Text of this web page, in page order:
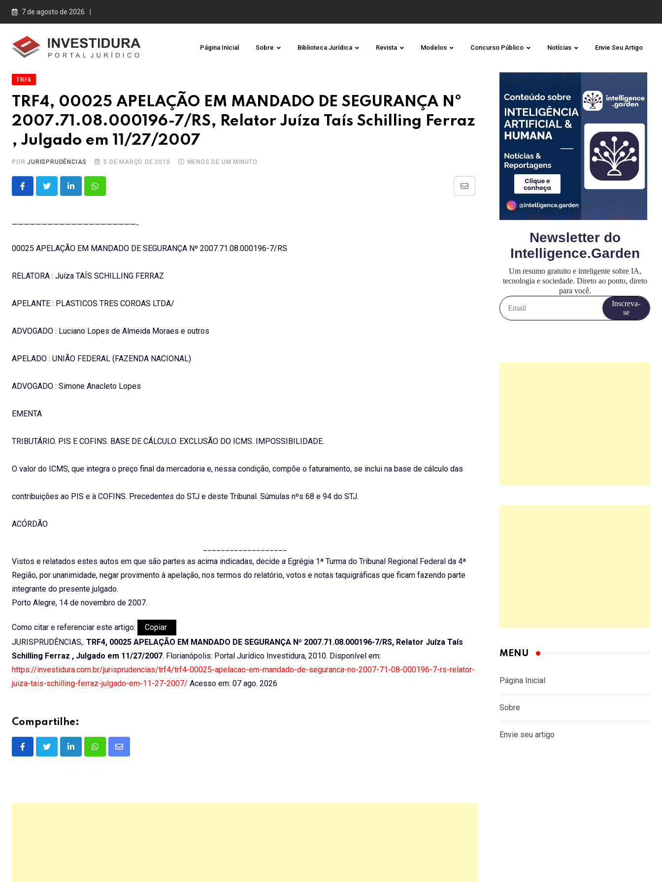
Skip
7 de agosto de 2026
Página Inicial Sobre Biblioteca Jurídica Revista Modelos Concurso Público Notícias Envie Seu Artigo
TRF4
TRF4, 00025 APELAÇÃO EM MANDADO DE SEGURANÇA Nº
2007.71.08.000196-7/RS, Relator Juíza Taís Schilling Ferraz
, Julgado em 11/27/2007
PORJURISPRUDÊNCIAS 5 DE MARÇO DE 2010 MENOS DE UM MINUTO
LinkedInWhatsapp
Share
—————————————————————-
00025 APELAÇÃO EM MANDADO DE SEGURANÇA Nº 2007.71.08.000196-7/RS
RELATORA : Juíza TAÍS SCHILLING FERRAZ
APELANTE : PLASTICOS TRES COROAS LTDA/
ADVOGADO : Luciano Lopes de Almeida Moraes e outros
APELADO : UNIÃO FEDERAL (FAZENDA NACIONAL)
ADVOGADO : Simone Anacleto Lopes
EMENTA
TRIBUTÁRIO. PIS E COFINS. BASE DE CÁLCULO. EXCLUSÃO DO ICMS. IMPOSSIBILIDADE.
O valor do ICMS, que integra o preço final da mercadoria e, nessa condição, compõe o faturamento, se inclui na base de cálculo das
contribuições ao PIS e à COFINS. Precedentes do STJ e deste Tribunal. Súmulas nºs 68 e 94 do STJ.
ACÓRDÃO
Vistos e relatados estes autos em que são partes as acima indicadas, decide a Egrégia 1ª Turma do Tribunal Regional Federal da 4ª
Região, por unanimidade, negar provimento à apelação, nos termos do relatório, votos e notas taquigráficas que ficam fazendo parte
integrante do presente julgado.
Porto Alegre, 14 de novembro de 2007.
Como citar e referenciar este artigo:
Copiar
JURISPRUDÊNCIAS,. TRF4, 00025 APELAÇÃO EM MANDADO DE SEGURANÇA Nº 2007.71.08.000196-7/RS, Relator Juíza Taís
Schilling Ferraz , Julgado em 11/27/2007. Florianópolis: Portal Jurídico Investidura, 2010. Disponível em:
https://investidura.com.br/jurisprudencias/trf4/trf4-00025-apelacao-em-mandado-de-seguranca-no-2007-71-08-000196-7-rs-relator-
juiza-tais-schilling-ferraz-julgado-em-11-27-2007/ Acesso em: 07 ago. 2026
Compartilhe:
LinkedInWhatsappShare
MENU
Página Inicial
Sobre
Envie seu artigo